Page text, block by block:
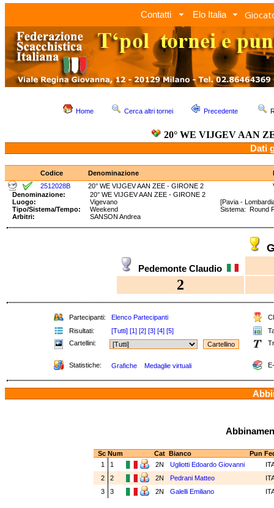
Contatti Elo Italia
Home Cerca altri tornei Precedente
20° WE VIJGEV AAN
Dati
Codice Denominazione
2512028B
20° WE VIJGEV AAN ZEE - GIRONE 2
Denominazione:
20° WE VIJGEV AAN ZEE - GIRONE 2
Luogo:
Vigevano
[Pavia -
Tipo/Sistema/Tempo:
Weekend
Sistema:
Arbitri:
SANSON Andrea
Pedemonte Claudio
2
Partecipanti: Elenco Partecipanti
Risultati:
[Tutti] [1] [2] [3] [4] [5]
Cartellini:
Statistiche: Grafiche Medaglie virtuali
Sc Num Cat Bianco Pun
1
1 2N Ugliotti Edoardo Giovanni
2
2 2N Pedrani Matteo
3
3 2N Galelli Emiliano